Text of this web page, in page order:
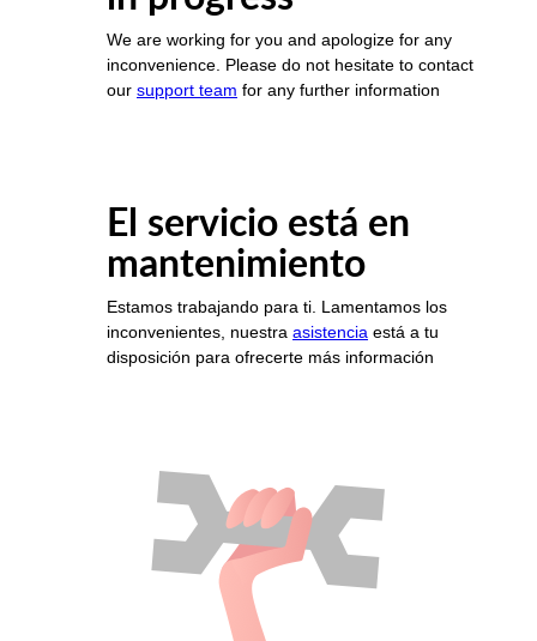
We are working for you and apologize for any
inconvenience. Please do not hesitate to contact
our support team for any further information
El servicio está en
mantenimiento
Estamos trabajando para ti. Lamentamos los
inconvenientes, nuestra asistencia está a tu
disposición para ofrecerte más información